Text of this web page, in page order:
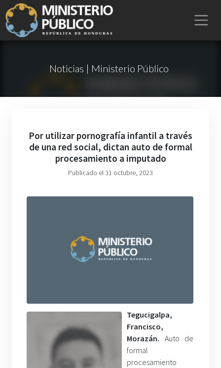
Noticias | Ministerio Público
Por utilizar pornografía infantil a través
de una red social, dictan auto de formal
procesamiento a imputado
Publicado el 31 octubre, 2023
Tegucigalpa,
Francisco,
Morazán. Auto de
formal
procesamiento